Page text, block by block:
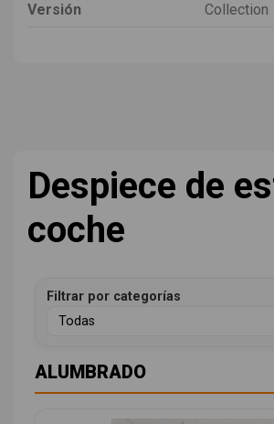
Versión
Collection
Despiece de
coche
Filtrar por categorías
ALUMBRADO